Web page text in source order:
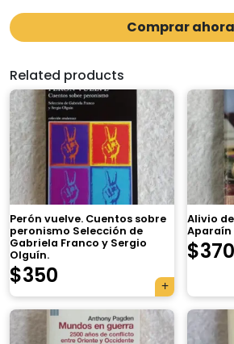
Comprar ahora
Related products
Perón vuelve. Cuentos sobre
peronismo Selección de
Gabriela Franco y Sergio
Olguín.
$350
Alivio
Aparaín
$370